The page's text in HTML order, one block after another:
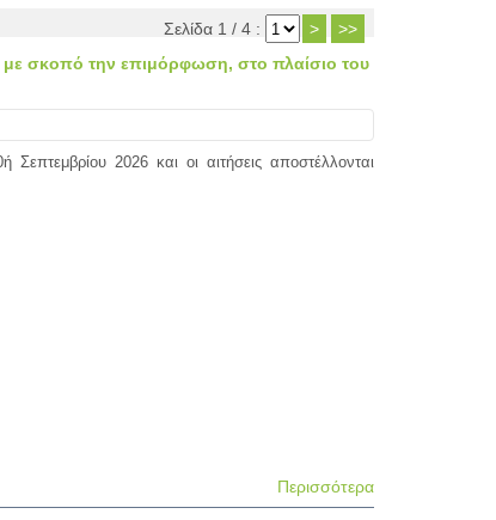
Σελίδα 1 / 4 : >
>>
με σκοπό την επιμόρφωση, στο πλαίσιο του
2026 και οι αιτήσεις αποστέλλονται
Περισσότερα